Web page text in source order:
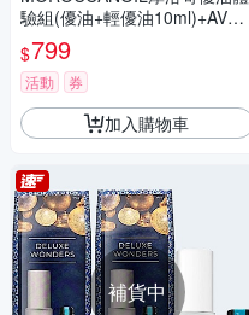
驗組(優油+輕優油10ml)+AVED
A氣囊按摩梳
$799
活動 券
加入購物車
補貨中